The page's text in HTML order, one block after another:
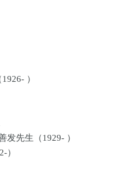
）
先生（1929- ）
）